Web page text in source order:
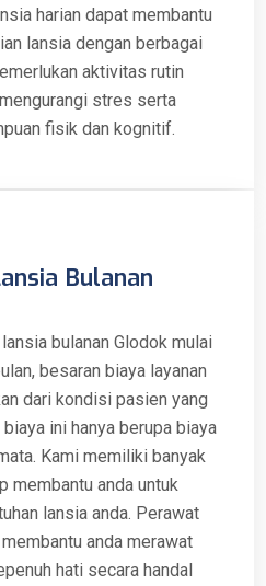
harian dapat membantu
lansia dengan berbagai
aktivitas rutin
stres serta
fisik dan kognitif.
Bulanan
bulanan Glodok mulai
besaran biaya layanan
dari kondisi pasien yang
ini hanya berupa biaya
Kami memiliki banyak
membantu anda untuk
lansia anda. Perawat
anda merawat
hati secara handal